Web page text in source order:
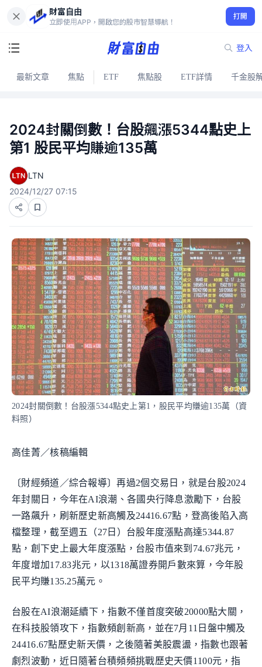
財富自由
立即使用APP，開啟您的股市智慧導航！
打開
登入
最新文章 焦點 ETF 焦點股 ETF詳情 千金股
2024封關倒數！台股飆漲5344點史上
第1 股民平均賺逾135萬
LTN
2024/12/27 07:15
2024封關倒數！台股漲5344點史上第1，股民平均賺逾135萬（資
料照）
高佳菁／核稿編輯
〔財經頻道／綜合報導〕再過2個交易日，就是台股2024
年封關日，今年在AI浪潮、各國央行降息激勵下，台股
一路飆升，刷新歷史新高觸及24416.67點，登高後陷入高
檔整理，截至週五（27日）台股年度漲點高達5344.87
點，創下史上最大年度漲點，台股市值來到74.67兆元，
年度增加17.83兆元，以1318萬證券開戶數來算，今年股
民平均賺135.25萬元。
台股在AI浪潮延續下，指數不僅首度突破20000點大關，
在科技股領攻下，指數頻創新高，並在7月11日盤中觸及
24416.67點歷史新天價，之後隨著美股震盪，指數也跟著
劇烈波動，近日隨著台積頻頻挑戰歷史天價1100元，指